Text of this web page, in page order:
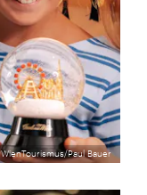
WienTourismus/Paul Bauer